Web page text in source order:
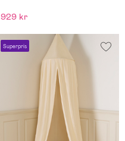
929 kr
Superpris